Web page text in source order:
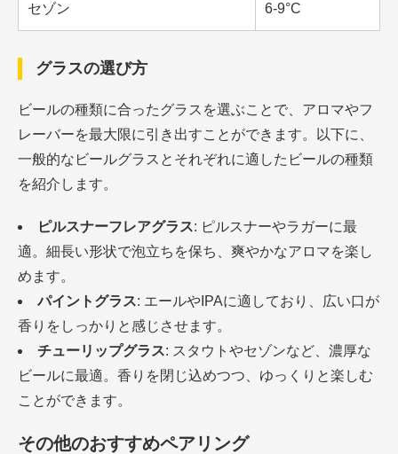
セゾン 6-9°C
グラスの選び方
ビールの種類に合ったグラスを選ぶことで、アロマやフ
レーバーを最大限に引き出すことができます。以下に、
一般的なビールグラスとそれぞれに適したビールの種類
を紹介します。
ピルスナーフレアグラス: ピルスナーやラガーに最
適。細長い形状で泡立ちを保ち、爽やかなアロマを楽し
めます。
パイントグラス: エールやIPAに適しており、広い口が
香りをしっかりと感じさせます。
チューリップグラス: スタウトやセゾンなど、濃厚な
ビールに最適。香りを閉じ込めつつ、ゆっくりと楽しむ
ことができます。
その他のおすすめペアリング